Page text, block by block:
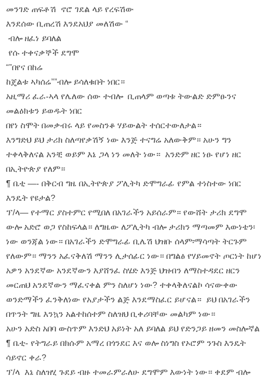
መንገድ ጠፍቶሽ ኖሮ ገደል ላይ የረፍሽው
እንደሰው ቢጠረሽ እንደአህያ መለሽው “
ብሎ ዘፈነ ይባለል
የሱ ተቀናቃኞች ደግሞ
“”በየና በከሬ
ከጄልቱ ኣካሰሬ””ብሎ ይሳለቁበት ነበር።
አዚማሪ ፈራ-ኣላ የሌለው ሰው ተብሎ ቢጠላም ወጣቱ ትውልድ ድምፁንና
መልዕክቱን ይወዱት ነበር
በየነ ስሞት በመቃብሩ ላይ የመስንቆ ሃይውልት ተሰርተውለታል።
እንግድህ ይህ ታሪክ ስለጣየቃሽኝ ነው እንጅ ተናግሬ አለውቅም። አሁን ግን
ተቀላቅለናል አንቺ ወይም እኔ ጋላ ነን መለት ነው። አንድም ዘር ነፁ የሆነ ዘር
በኢትዮጵያ የለም።
¶ ቤቲ —- በቅርብ ግዜ በኢትዮጵያ ፖሊትካ ድሞግራፊ የምል ተነስተው ነበር
እንዴት የዩታል?
ፕ/ላ— የተማር ያስተምር የሚበለ በአገራችን አይሰራም። የውሸት ታሪክ ደግሞ
ውሎ አድሮ ወጋ የስከፍላል። ለግዜው ለፖሊትካ ብሎ ታሪክን ማጣመም እውነቴን፡
ነው ወንጃል ነው። በአገራችን ድሞግራፊ ቢሌሽ ህዝቡ ሰላም፡ማሳጣት ትርጉም
የለውም። ማንን አፈናቅለሽ ማንን ሊታሰፊር ነው። በግልፅ የሃይመኖት ጦርነት ከሆነ
አዎን አንደኛው አንደኛውን እያሸንፈ ስሄድ እንጅ ህዝብን ለማስተዳደር ዘርን
መርጠህ አንደኛውን ማፈናቀል ምን ስለሆነ ነው? ተቀላቅለናልኮ ሳናውቀው
ወንድማችን ፈንቅለነው የአያታችን ልጅ እንደማስፈር ይሆናል። ይህ በአገራችን
በጥንት ግዜ እንኳን አልተከሰተም ስለዝህ ቢቀሪባቸው መልካም ነው።
አሁን አድስ አበባ ውስጥም እንድህ አይነት አለ ይባለል ይህ የድንጋይ ዘመን መስሎኛል
¶ ቤቲ- የትግራይ በክሱም አማረ በጎንደር እና ወሎ ስነግስ የኦሮም ንጉስ እንዴት
ሳይኖር ቀራ?
ፕ/ላ እኔ ስለዝሂ ጉደይ ብዙ ተመራምራለሁ ደግሞም እውነት ነው። ቀደም ብሎ